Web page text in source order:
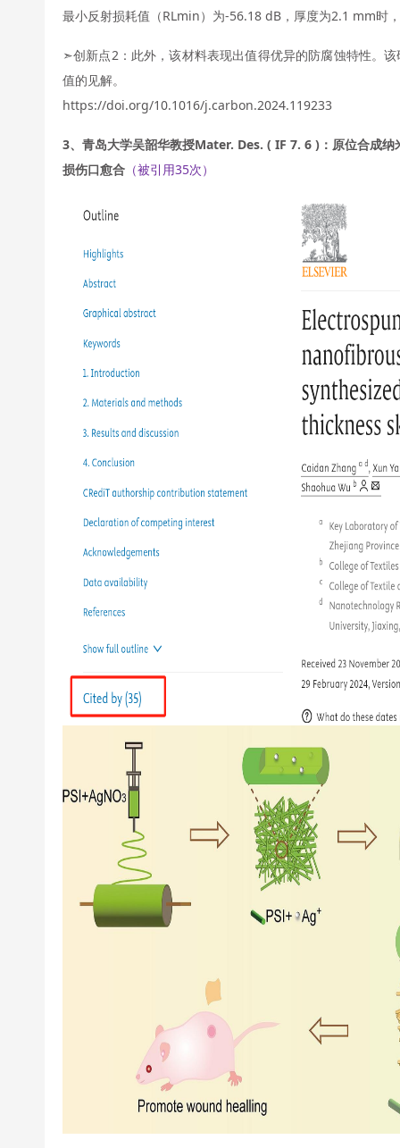
最小反射损耗值（RLmin）为-56.18 dB，厚度为2.1 mm时
➣创新点2：此外，该材料表现出值得优异的防腐蚀特性。
值的见解。
https://doi.org/10.1016/j.carbon.2024.119233
3、青岛大学吴韶华教授Mater. Des. ( IF 7. 6 )：原位合成
损伤口愈合 （被引用35次）